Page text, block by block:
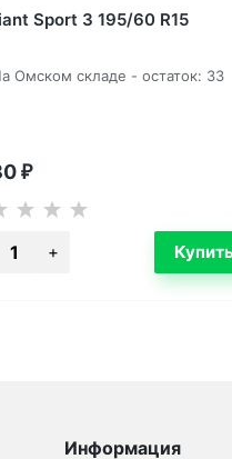
Sport 3 195/60 R15
Омском складе - остаток: 33
₽
Информация